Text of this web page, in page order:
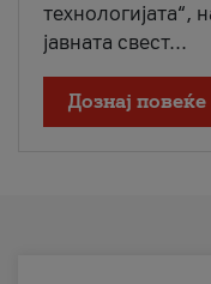
технологијата“,
јавната свест...
Дознај повеќе